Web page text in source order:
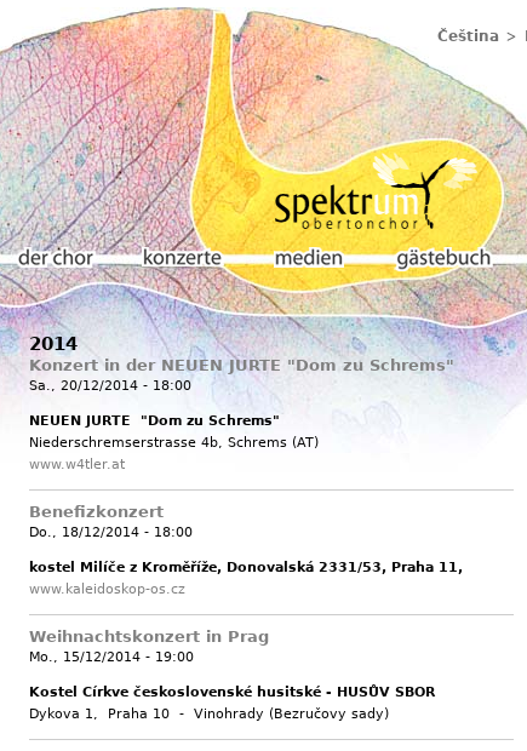
Čeština
2014
Konzert in der NEUEN JURTE "Dom zu Schrems"
Sa., 20/12/2014 - 18:00
NEUEN JURTE "Dom zu Schrems"
Niederschremserstrasse 4b, Schrems (AT)
www.w4tler.at
Benefizkonzert
Do., 18/12/2014 - 18:00
kostel Milíče z Kroměříže, Donovalská 2331/53, Praha 11,
www.kaleidoskop-os.cz
Weihnachtskonzert in Prag
Mo., 15/12/2014 - 19:00
Kostel Církve československé husitské - HUSŮV SBOR
Dykova 1, Praha 10 - Vinohrady (Bezručovy sady)
Der chor Konzerte Medien Gästebuch